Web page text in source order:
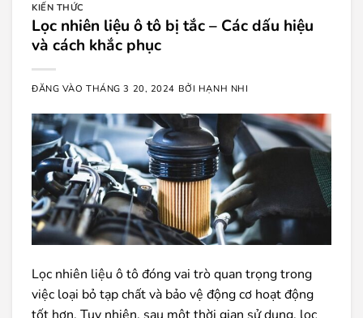
KIẾN THỨC
Lọc nhiên liệu ô tô bị tắc – Các dấu hiệu
và cách khắc phục
ĐĂNG VÀOTHÁNG 3 20, 2024 BỞI HẠNH NHI
Lọc nhiên liệu ô tô đóng vai trò quan trọng trong
việc loại bỏ tạp chất và bảo vệ động cơ hoạt động